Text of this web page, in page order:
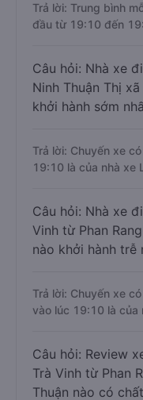
Trả lời: Trung bình
đầu từ 19:10 đến
Câu hỏi: Nhà xe
Ninh Thuận Thị
khởi hành sớm
Trả lời: Chuyến xe
19:10 là của nhà xe
Câu hỏi: Nhà xe
Vinh từ Phan
nào khởi hành trễ
Trả lời: Chuyến xe
vào lúc 19:10 là của
Câu hỏi: Review
Trà Vinh từ Phan
Thuận nào có